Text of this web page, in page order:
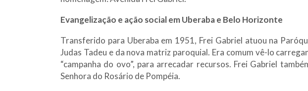
Evangelização e ação social em Uberaba e Belo Horizonte
Transferido para Uberaba em 1951, Frei Gabriel atuou na
Judas Tadeu e da nova matriz paroquial. Era comum vê-lo
“campanha do ovo”, para arrecadar recursos. Frei Gabriel
Senhora do Rosário de Pompéia.